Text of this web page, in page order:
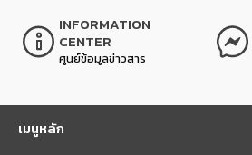
INFORMATION
CENTER
ศูนย์ข้อมูลข่าวสาร
เมนูหลัก